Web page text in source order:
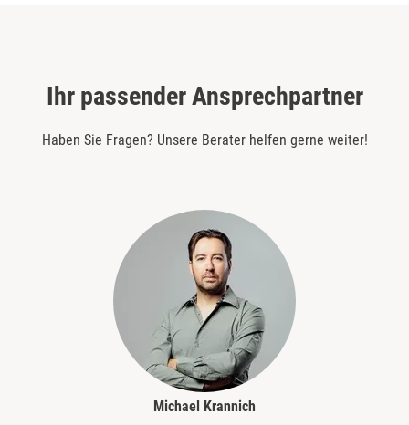
Ihr passender Ansprechpartner
Haben Sie Fragen? Unsere Berater helfen gerne weiter!
Michael Krannich